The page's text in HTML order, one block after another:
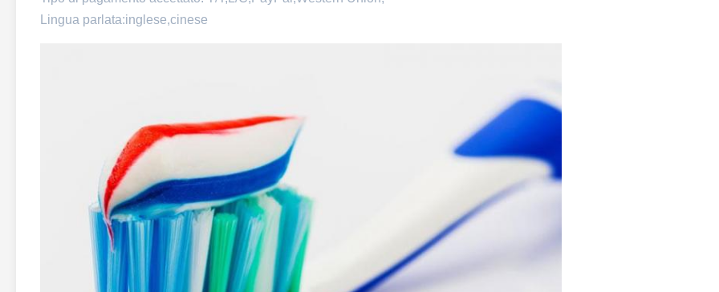
Lingua parlata:inglese,cinese